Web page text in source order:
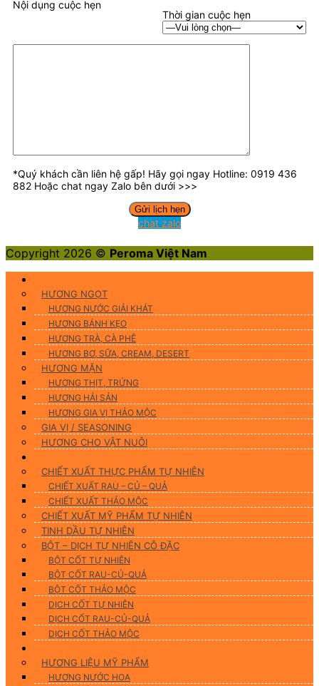
Thời gian cuộc hẹn
Nội dụng cuộc hẹn
*Quý khách cần liên hệ gấp! Hãy gọi ngay Hotline: 0919 436
882 Hoặc chat ngay Zalo bên dưới >>>
chat zalo
Copyright 2026 © Peroma Việt Nam
HƯƠNG NGỌT
HƯƠNG NƯỚC GIẢI KHÁT
HƯƠNG BÁNH KẸO
HƯƠNG TRÀ, CÀ PHÊ
HƯƠNG BƠ, SỮA, CREAM, DESERT
HƯƠNG MẶN
HƯƠNG THỊT, TRỨNG
HƯƠNG HẢI SẢN
HƯƠNG GIA VỊ THẢO MỘC
GIA VỊ / SEASONING
HƯƠNG CHO VẬT NUÔI
CHIẾT XUẤT THỰC PHẨM TỰ NHIÊN
CHIẾT XUẤT RAU – CỦ – QUẢ
CHIẾT XUẤT THẢO MỘC
CHIẾT XUẤT MỸ PHẨM TỰ NHIÊN
TINH DẦU TỰ NHIÊN
BỘT – DỊCH TỰ NHIÊN CÔ ĐẶC
BỘT CỐT TỰ NHIÊN
BỘT CỐT RAU-CỦ-QUẢ
BỘT CỐT THẢO MỘC
DỊCH CỐT TỰ NHIÊN
DỊCH CỐT RAU-CỦ-QUẢ
DỊCH CỐT THẢO MỘC
HƯƠNG LIỆU MỸ PHẨM
HƯƠNG NƯỚC HOA